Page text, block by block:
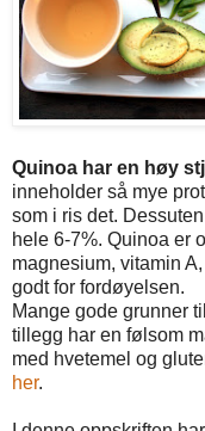
Quinoa har en høy
inneholder så mye
som i ris det.
hele 6-7%. Quinoa er
magnesium, vitamin
godt for fordøyelsen.
Mange gode grunner
tillegg har en følsom
med hvetemel og
her.